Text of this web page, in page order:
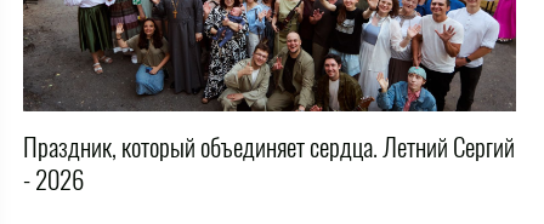
Праздник, который объединяет сердца. Летний Сергий
- 2026